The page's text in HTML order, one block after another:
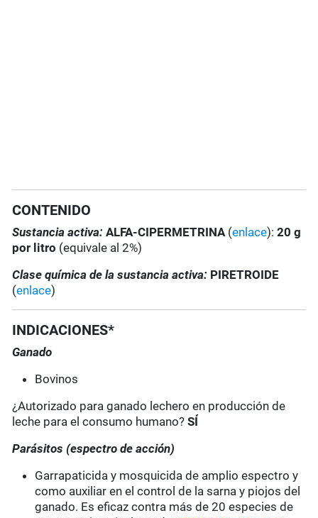
CONTENIDO
Sustancia activa:ALFA-CIPERMETRINA (enlace): 20 g
por litro (equivale al 2%)
Clase química de la sustancia activa: PIRETROIDE
(enlace)
INDICACIONES*
Ganado
Bovinos
¿Autorizado para ganado lechero en producción de
leche para el consumo humano?SÍ
Parásitos (espectro de acción)
Garrapaticida y mosquicida de amplio espectro y
como auxiliar en el control de la sarna y piojos del
ganado. Es eficaz contra más de 20 especies de